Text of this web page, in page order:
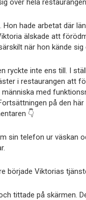
över hela
Hon hade arbetat där
älskade att
när hon kände sig
ryckte inte ens till. I
i restaurangen att
människa med
på den
👇
sin telefon ur väskan
började Viktorias
tittade på skärmen.